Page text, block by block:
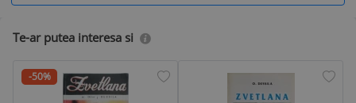
Te-ar putea interesa si
-50%